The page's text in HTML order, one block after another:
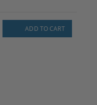
ADD TO CART